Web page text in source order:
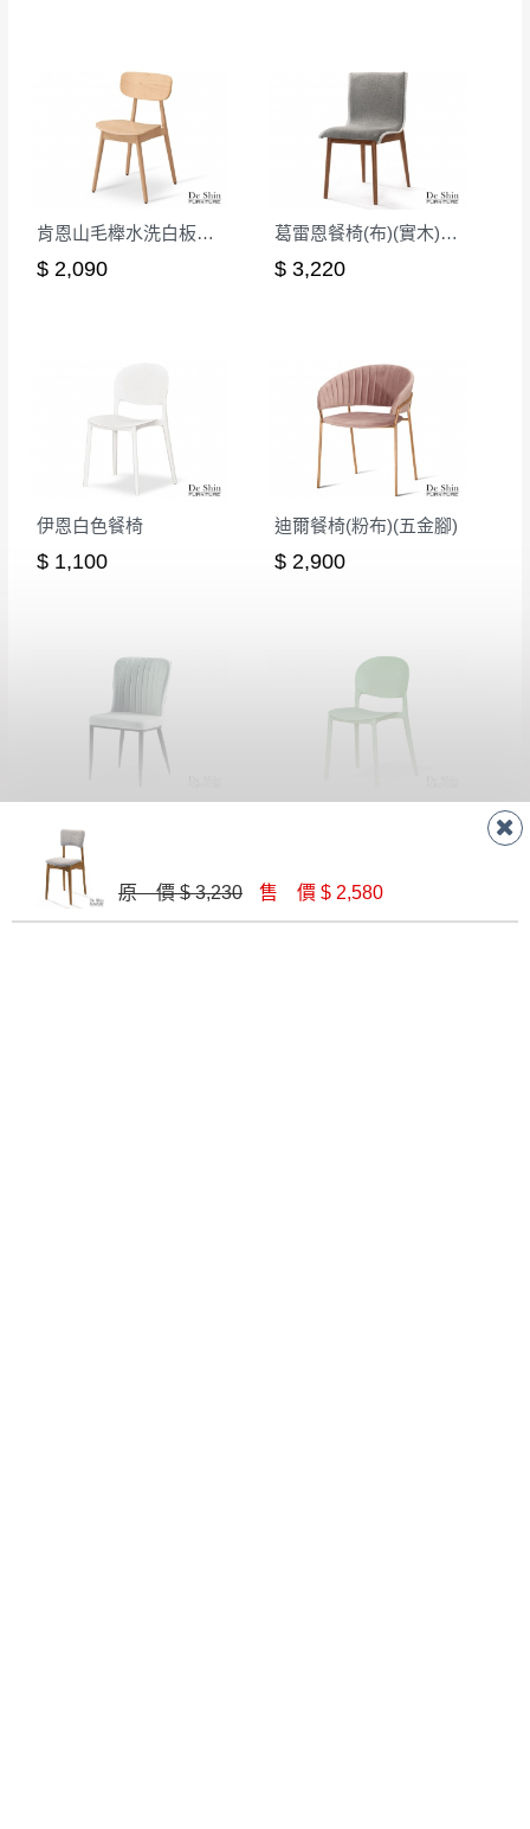
肯恩山毛櫸水洗白板面餐椅(2287)
$ 2,090
葛雷恩餐椅(布)(實木)(MI-964)
$ 3,220
伊恩白色餐椅
$ 1,100
迪爾餐椅(粉布)(五金腳)
$ 2,900
$ 2,000
原 價 $ 3,230 售 價 $ 2,580